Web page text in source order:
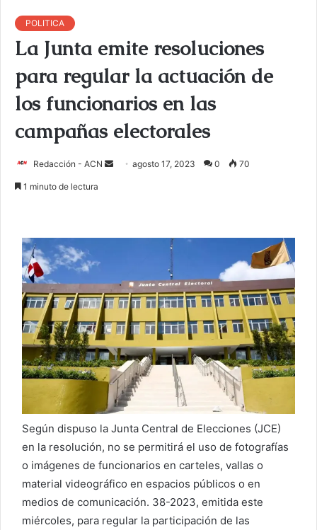
POLITICA
La Junta emite resoluciones
para regular la actuación de
los funcionarios en las
campañas electorales
Redacción - ACN
n
c
r
r
e
o
e
e
c
t
r
ó
n
agosto 17, 2023 0 70
1 minuto de lectura
Según dispuso la Junta Central de Elecciones (JCE)
en la resolución, no se permitirá el uso de fotografías
o imágenes de funcionarios en carteles, vallas o
material videográfico en espacios públicos o en
medios de comunicación. 38-2023, emitida este
miércoles, para regular la participación de las